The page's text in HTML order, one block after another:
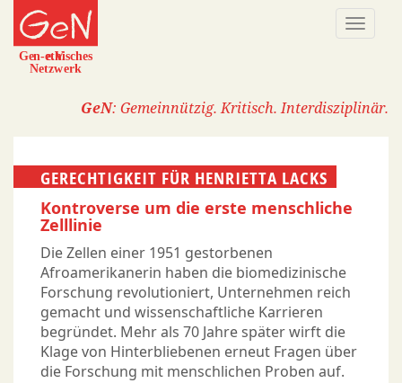
Direkt
zum
Inhalt
GeN: Gemeinnützig. Kritisch. Interdisziplinär.
GERECHTIGKEIT FÜR HENRIETTA LACKS
Kontroverse um die erste menschliche
Zelllinie
Die Zellen einer 1951 gestorbenen
Afroamerikanerin haben die biomedizinische
Forschung revolutioniert, Unternehmen reich
gemacht und wissenschaftliche Karrieren
begründet. Mehr als 70 Jahre später wirft die
Klage von Hinterbliebenen erneut Fragen über
die Forschung mit menschlichen Proben auf.